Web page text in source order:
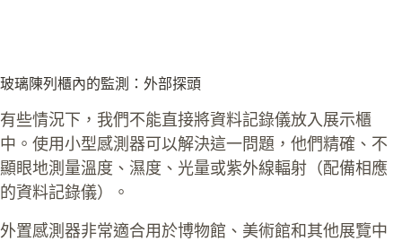
玻璃陳列櫃內的監測：外部探頭
有些情況下，我們不能直接將資料記錄儀放入展示櫃
中。使用小型感測器可以解決這一問題，他們精確、不
顯眼地測量溫度、濕度、光量或紫外線輻射（配備相應
的資料記錄儀）。
外置感測器非常適合用於博物館、美術館和其他展覽中